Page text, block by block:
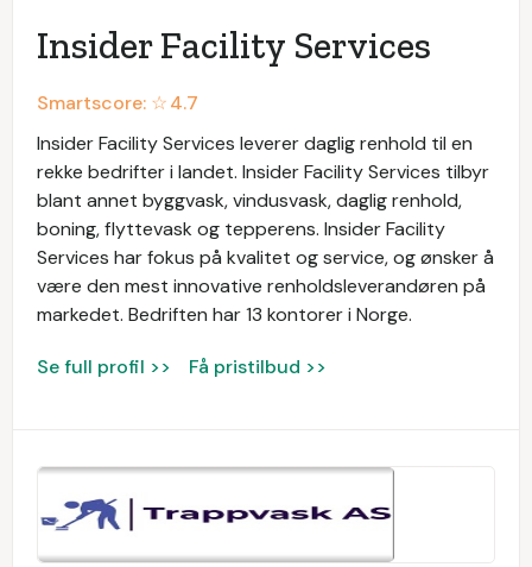
Insider Facility Services
Smartscore: ☆4.7
Insider Facility Services leverer daglig renhold til en
rekke bedrifter i landet. Insider Facility Services tilbyr
blant annet byggvask, vindusvask, daglig renhold,
boning, flyttevask og tepperens. Insider Facility
Services har fokus på kvalitet og service, og ønsker å
være den mest innovative renholdsleverandøren på
markedet. Bedriften har 13 kontorer i Norge.
Se full profil >> Få pristilbud >>